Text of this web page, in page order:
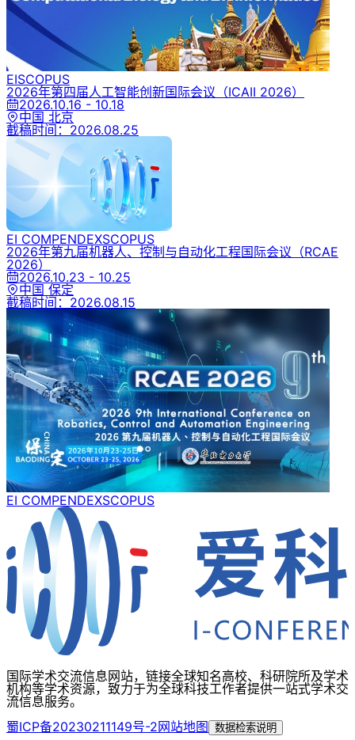
EISCOPUS
2026年第四届人工智能创新国际会议 （ICAII 2026）
2026.10.16 - 10.18
中国 北京
截稿时间： 2026.08.25
EI COMPENDEXSCOPUS
2026年第九届机器人、控制与自动化工程国际会议 （RCAE
2026）
2026.10.23 - 10.25
中国 保定
截稿时间： 2026.08.15
EI COMPENDEXSCOPUS
国际学术交流信息网站，链接全球知名高校、科研院所及学术
机构等学术资源，致力于为全球科技工作者提供一站式学术交
流信息服务。
蜀ICP备20230211149号-2网站地图 数据检索说明